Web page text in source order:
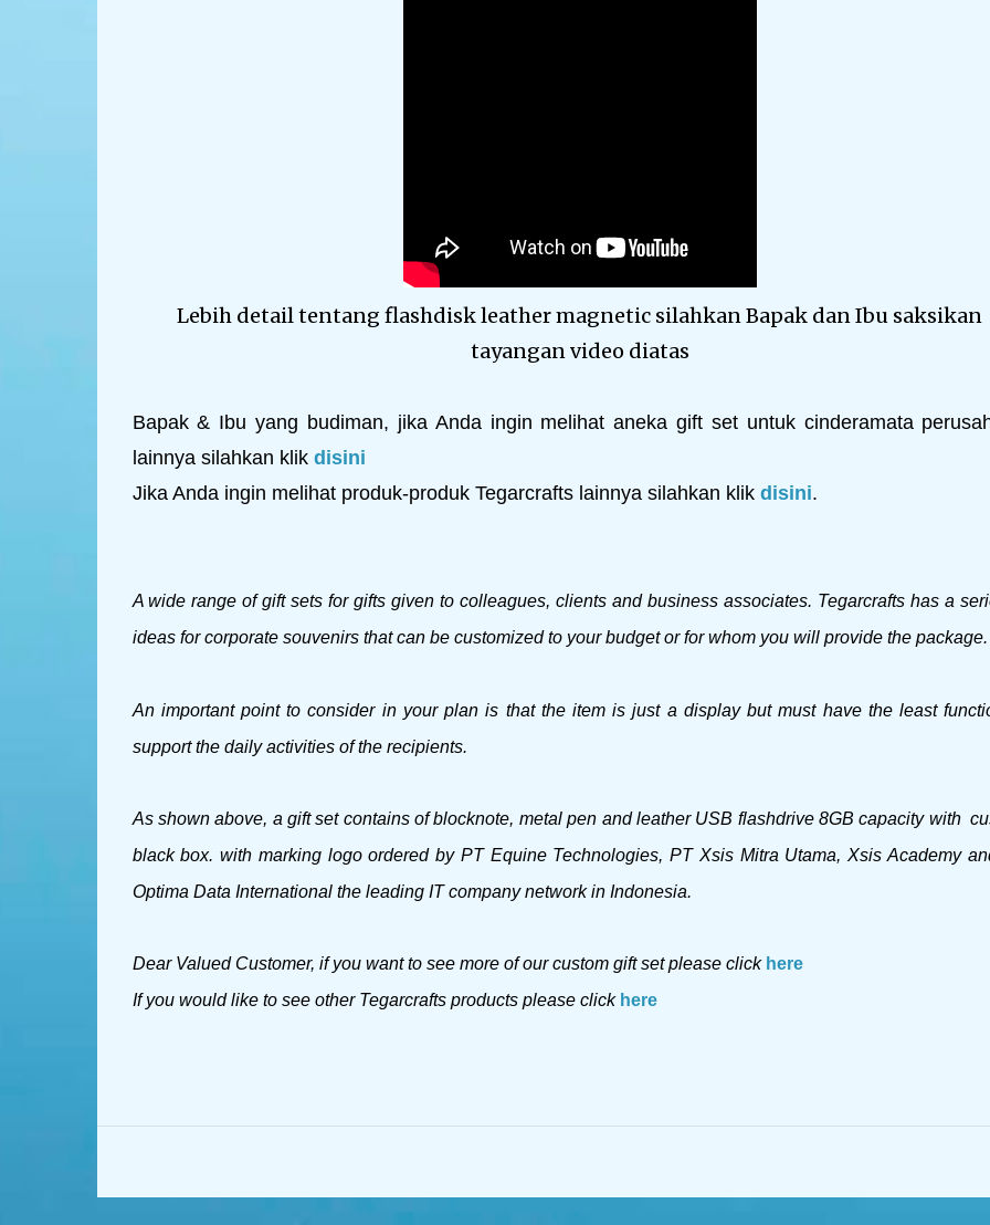
Lebih detail tentang flashdisk leather magnetic silahkan Bapak dan Ibu saksikan
tayangan video diatas
Bapak & Ibu yang budiman, jika Anda ingin melihat aneka gift set untuk cinderamata
lainnya silahkan klik disini
Jika Anda ingin melihat produk-produk Tegarcrafts lainnya silahkan klik disini.
A wide range of gift sets for gifts given to colleagues, clients and business associates. Tegarcrafts has a
ideas for corporate souvenirs that can be customized to your budget or for whom you will provide the package.
An important point to consider in your plan is that the item is just a display but must have the least
support the daily activities of the recipients.
As shown above, a gift set contains of blocknote, metal pen and leather USB flashdrive 8GB capacity with
black box. with marking logo ordered by PT Equine Technologies, PT Xsis Mitra Utama, Xsis Academy
Optima Data International the leading IT company network in Indonesia.
Dear Valued Customer, if you want to see more of our custom gift set please click here
If you would like to see other Tegarcrafts products please click here